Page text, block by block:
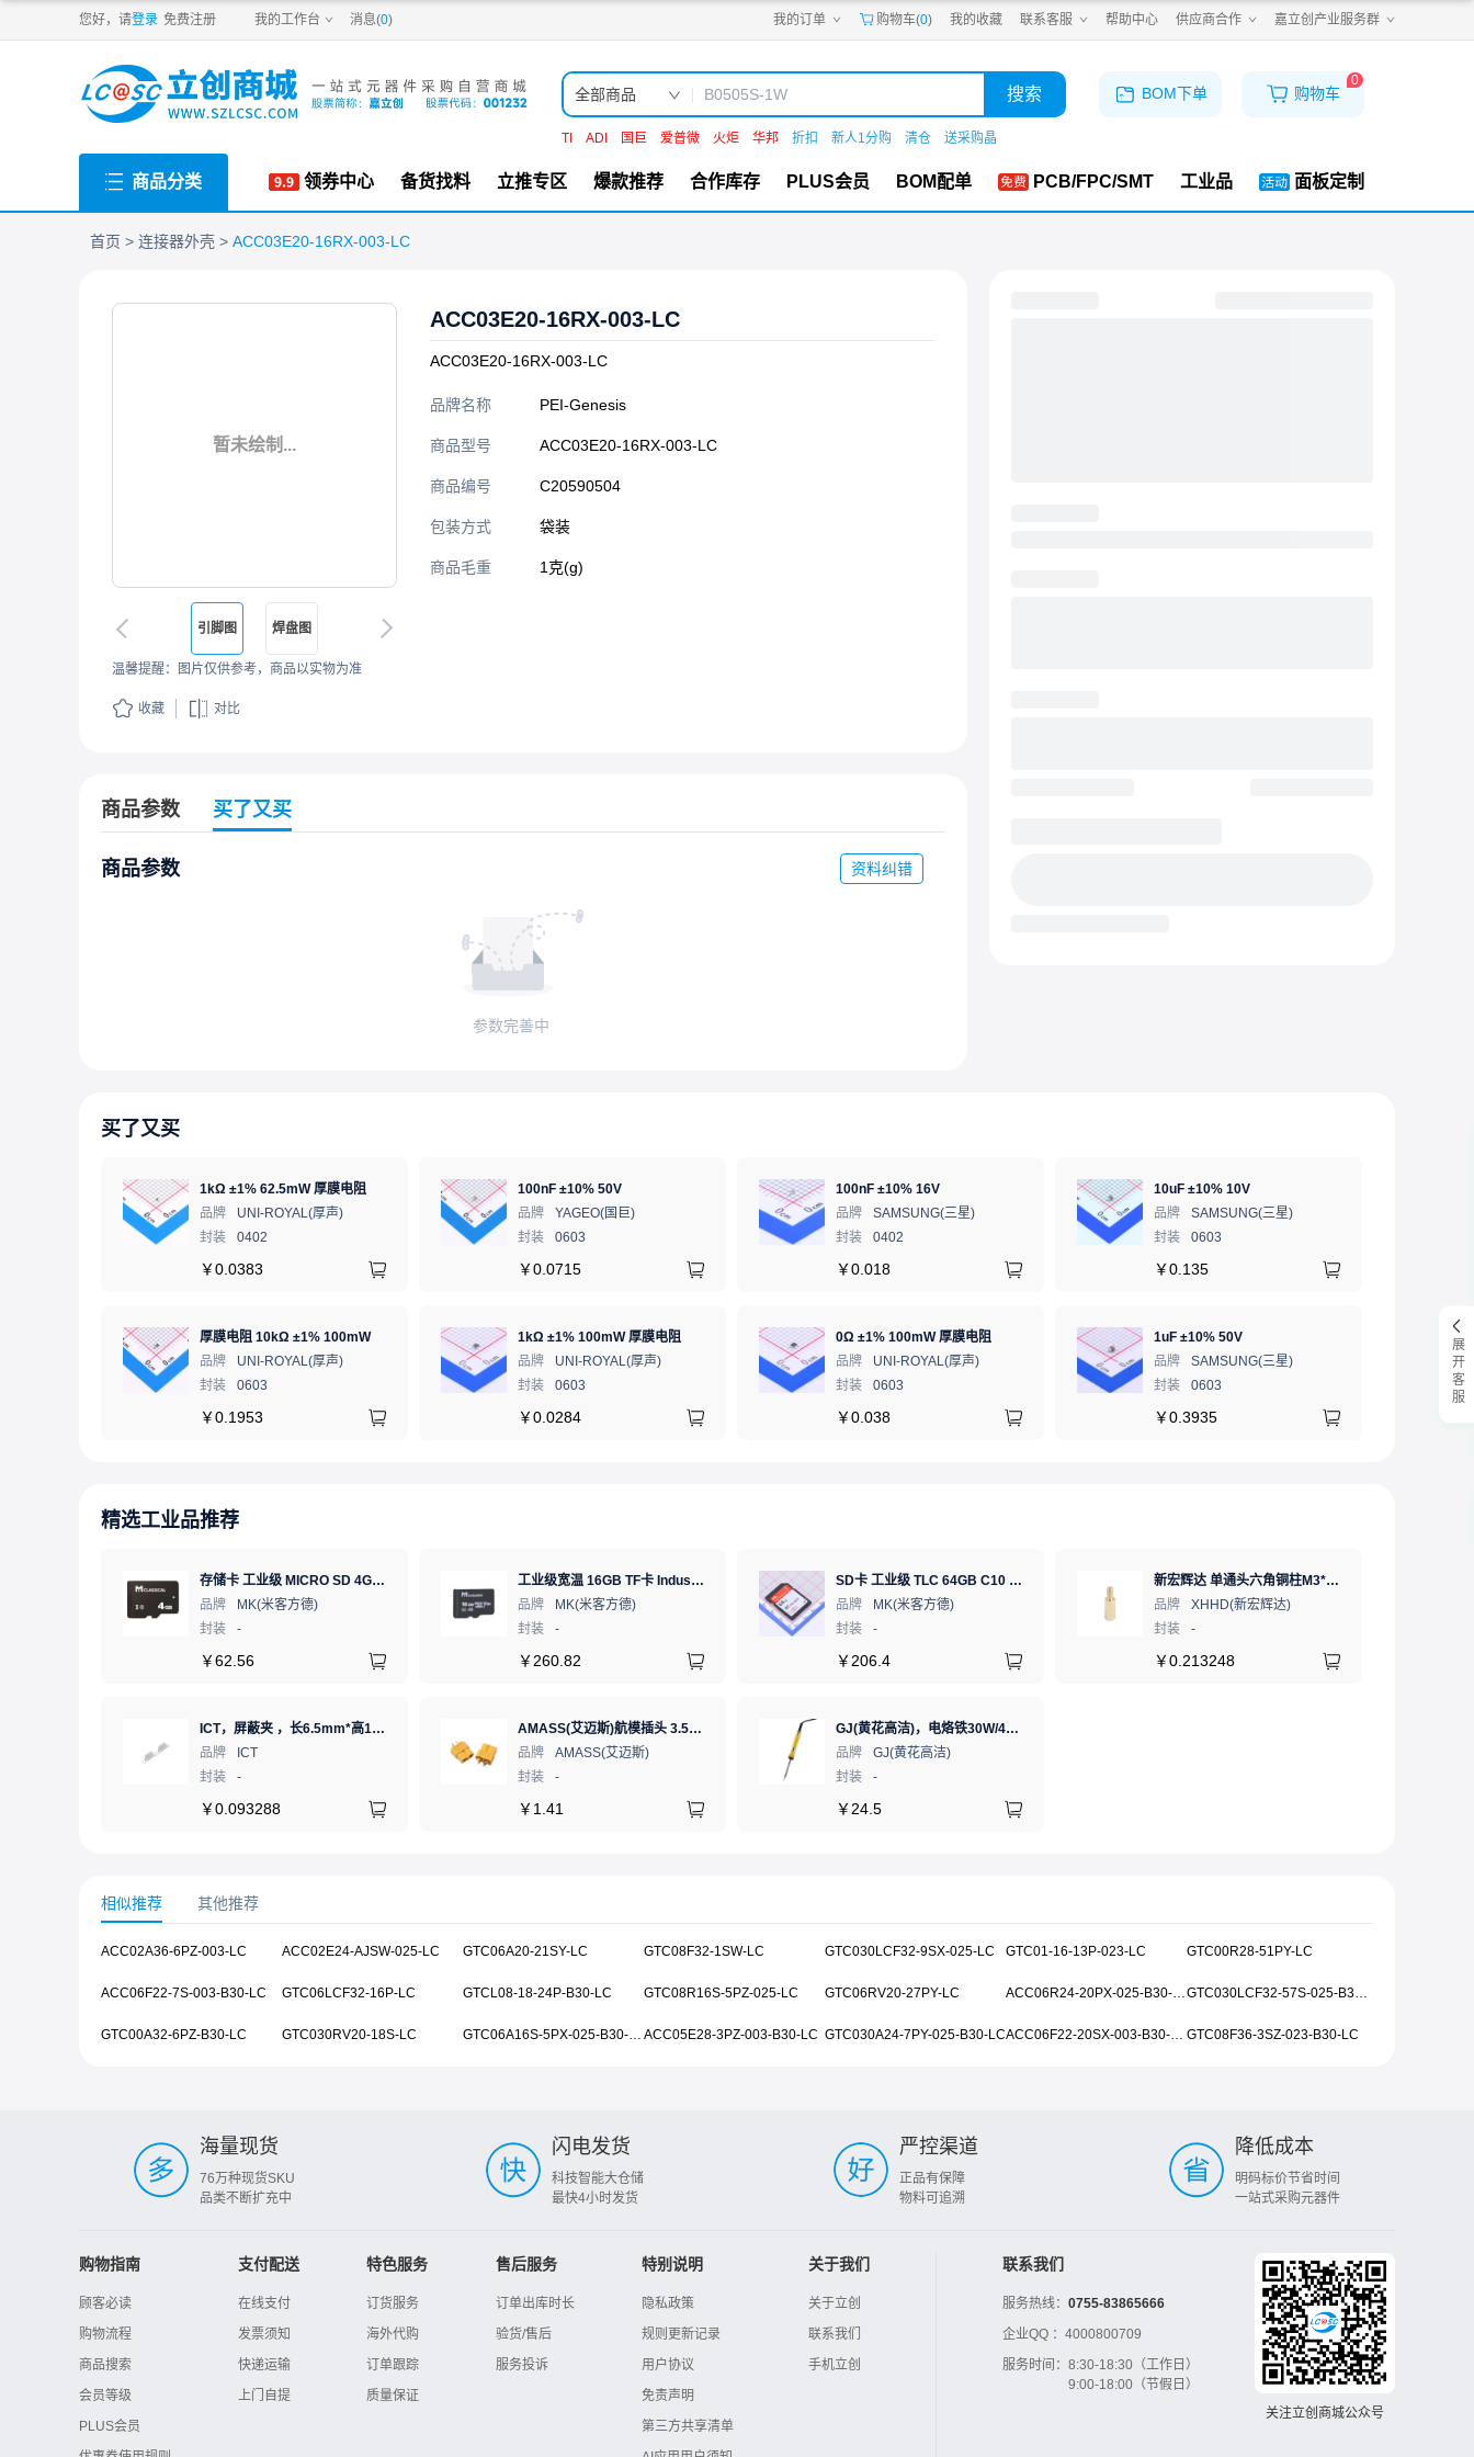
您好，请登录 免费注册 我的工作台 消息(0) 我的订单 购物车(0) 我的收藏 联系客服 帮助中心 供应商合作 嘉立创产业服务群
嘉立创PCB
嘉立创FA
机电工坊
全部商品 搜索
TI ADI 国巨 爱普微 火炬 华邦 折扣 新人1分购 清仓 送采购晶
BOM下单 购物车
0
商品分类 领券中心 备货找料 立推专区 爆款推荐 合作库存 PLUS会员 BOM配单 PCB/FPC/SMT 工业品 面板定制
首页 连接器外壳 ACC03E20-16RX-003-LC
暂未绘制...
引脚图 焊盘图
温馨提醒：图片仅供参考，商品以实物为准
收藏 对比
ACC03E20-16RX-003-LC
ACC03E20-16RX-003-LC
品牌名称 PEI-Genesis
商品型号 ACC03E20-16RX-003-LC
商品编号 C20590504
包装方式 袋装
商品毛重 1克(g)
商品参数 买了又买
商品参数 资料纠错
参数完善中
买了又买
1kΩ ±1% 62.5mW 厚膜电阻
品牌
UNI-ROYAL(厚声)
封装
0402
￥0.0383
100nF ±10% 50V
品牌
YAGEO(国巨)
封装
0603
￥0.0715
100nF ±10% 16V
品牌
SAMSUNG(三星)
封装
0402
￥0.018
10uF ±10% 10V
品牌
SAMSUNG(三星)
封装
0603
￥0.135
厚膜电阻 10kΩ ±1% 100mW
品牌
UNI-ROYAL(厚声)
封装
0603
￥0.1953
1kΩ ±1% 100mW 厚膜电阻
品牌
UNI-ROYAL(厚声)
封装
0603
￥0.0284
0Ω ±1% 100mW 厚膜电阻
品牌
UNI-ROYAL(厚声)
封装
0603
￥0.038
1uF ±10% 50V
品牌
SAMSUNG(三星)
封装
0603
￥0.3935
精选工业品推荐
存储卡 工业级 MICRO SD 4GB TF卡 Classical
品牌
MK(米客方德)
封装
-
￥62.56
工业级宽温 16GB TF卡 Industrial WT pSLC 存储卡 MICRO SD LDPC纠错 PE 30K 无人机、行车记录仪、安防监控适配
品牌
MK(米客方德)
封装
-
￥ 260.82
SD卡 工业级 TLC 64GB C10 U3 V30 A2 SDXC LDPC纠错 PE 3K 无人机、行车记录仪、安防监控适配
品牌
MK(米客方德)
封装
-
￥ 206.4
新宏辉达 单通头六角铜柱M3*11+6 PCBA主板隔离螺柱
品牌
XHHD(新宏辉达)
封装
-
￥0.213248
ICT，屏蔽夹 ，长6.5mm*高1.21mm，ICSRC6508SFR
品牌
ICT
封装
-
￥0.093288
AMASS(艾迈斯)航模插头 3.5mm镀金香蕉头 母头XT60-F.G.Y
品牌
AMASS(艾迈斯)
封装
-
￥ 1.41
GJ(黄花高洁)，电烙铁30W/40W/60W锡焊电烙铁焊接工具电焊笔手机电子维修（内热35W），NO.435(35W)
品牌
GJ(黄花高洁)
封装
-
￥ 24.5
相似推荐 其他推荐
ACC02A36-6PZ-003-LC ACC02E24-AJSW-025-LC GTC06A20-21SY-LC GTC08F32-1SW-LC GTC030LCF32-9SX-025-LC GTC01-16-13P-023-LC GTC00R28-51PY-LC
ACC06F22-7S-003-B30-LC GTC06LCF32-16P-LC GTCL08-18-24P-B30-LC GTC08R16S-5PZ-025-LC GTC06RV20-27PY-LC
GTC00A32-6PZ-B30-LC GTC030RV20-18S-LC ACC05E28-3PZ-003-B30-LC GTC030A24-7PY-025-B30-LC GTC08F36-3SZ-023-B30-LC
海量现货
76万种现货SKU
品类不断扩充中
闪电发货
科技智能大仓储
最快4小时发货
严控渠道
正品有保障
物料可追溯
降低成本
明码标价节省时间
一站式采购元器件
购物指南
顾客必读
购物流程
商品搜索
会员等级
PLUS会员
支付配送
在线支付
发票须知
快递运输
上门自提
特色服务
订货服务
海外代购
订单跟踪
质量保证
售后服务
订单出库时长
验货/售后
服务投诉
特别说明
隐私政策
规则更新记录
用户协议
免责声明
第三方共享清单
关于我们
关于立创
联系我们
手机立创
联系我们
服务热线： 0755-83865666
企业QQ ： 4000800709
服务时间： 8:30-18:30（工作日）
9:00-18:00（节假日）
关注立创商城公众号
展开客服